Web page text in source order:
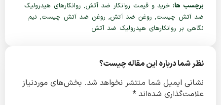
برچسب ها: خرید و قیمت روانکار ضد آتش, روانکارهای هیدرولیک
ضد آتش چیست, روغن ضد آتش, روغن ضد آتش چیست, نیم
نگاهی بر روانکارهای هیدرولیک ضد آتش
نظر شما درباره این مقاله چیست؟
نشانی ایمیل شما منتشر نخواهد شد. بخش‌های موردنیاز
علامت‌گذاری شده‌اند *